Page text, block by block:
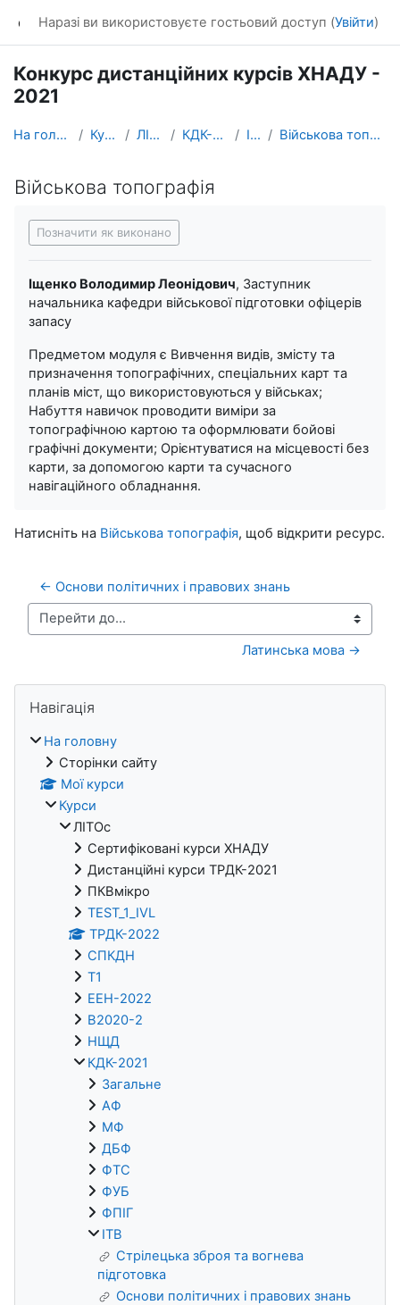
Наразі ви використовуєте гостьовий доступ (Увійти)
Конкурс дистанційних курсів ХНАДУ -
2021
На головну Курси ЛІТОс КДК-2021 ІТВ Військова топографія
Військова топографія
Позначити як виконано
Іщенко Володимир Леонідович, Заступник
начальника кафедри військової підготовки офіцерів
запасу
Предметом модуля є Вивчення видів, змісту та
призначення топографічних, спеціальних карт та
планів міст, що використовуються у військах;
Набуття навичок проводити виміри за
топографічною картою та оформлювати бойові
графічні документи; Орієнтуватися на місцевості без
карти, за допомогою карти та сучасного
навігаційного обладнання.
Натисніть на Військова топографія, щоб відкрити ресурс.
← Основи політичних і правових знань
Перейти до...
Латинська мова →
Блоки
Навігація
На головну
Сторінки сайту
Мої курси
Курси
ЛІТОс
Сертифіковані курси ХНАДУ
Дистанційні курси ТРДК-2021
ПКВмікро
TEST_1_IVL
ТРДК-2022
СПКДН
Т1
ЕЕН-2022
В2020-2
НЩД
КДК-2021
Загальне
АФ
МФ
ДБФ
ФТС
ФУБ
ФПІГ
ІТВ
Стрілецька зброя та вогнева
підготовка
Основи політичних і правових знань